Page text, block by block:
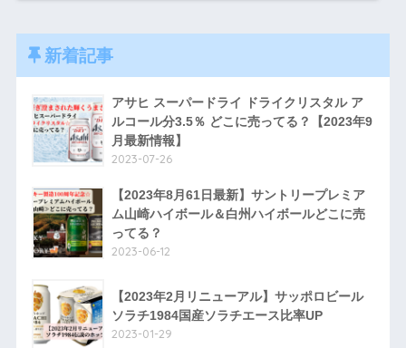
新着記事
アサヒ スーパードライ ドライクリスタル ア
ルコール分3.5％ どこに売ってる？【2023年9
月最新情報】
2023-07-26
【2023年8月61日最新】サントリープレミア
ム山崎ハイボール＆白州ハイボールどこに売
ってる？
2023-06-12
【2023年2月リニューアル】サッポロビール
ソラチ1984国産ソラチエース比率UP
2023-01-29